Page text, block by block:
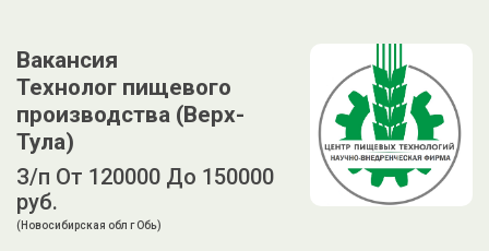
Вакансия
Технолог пищевого
производства (Верх-
Тула)
З/п От 120000 До 150000
руб.
(Новосибирская обл г Обь)